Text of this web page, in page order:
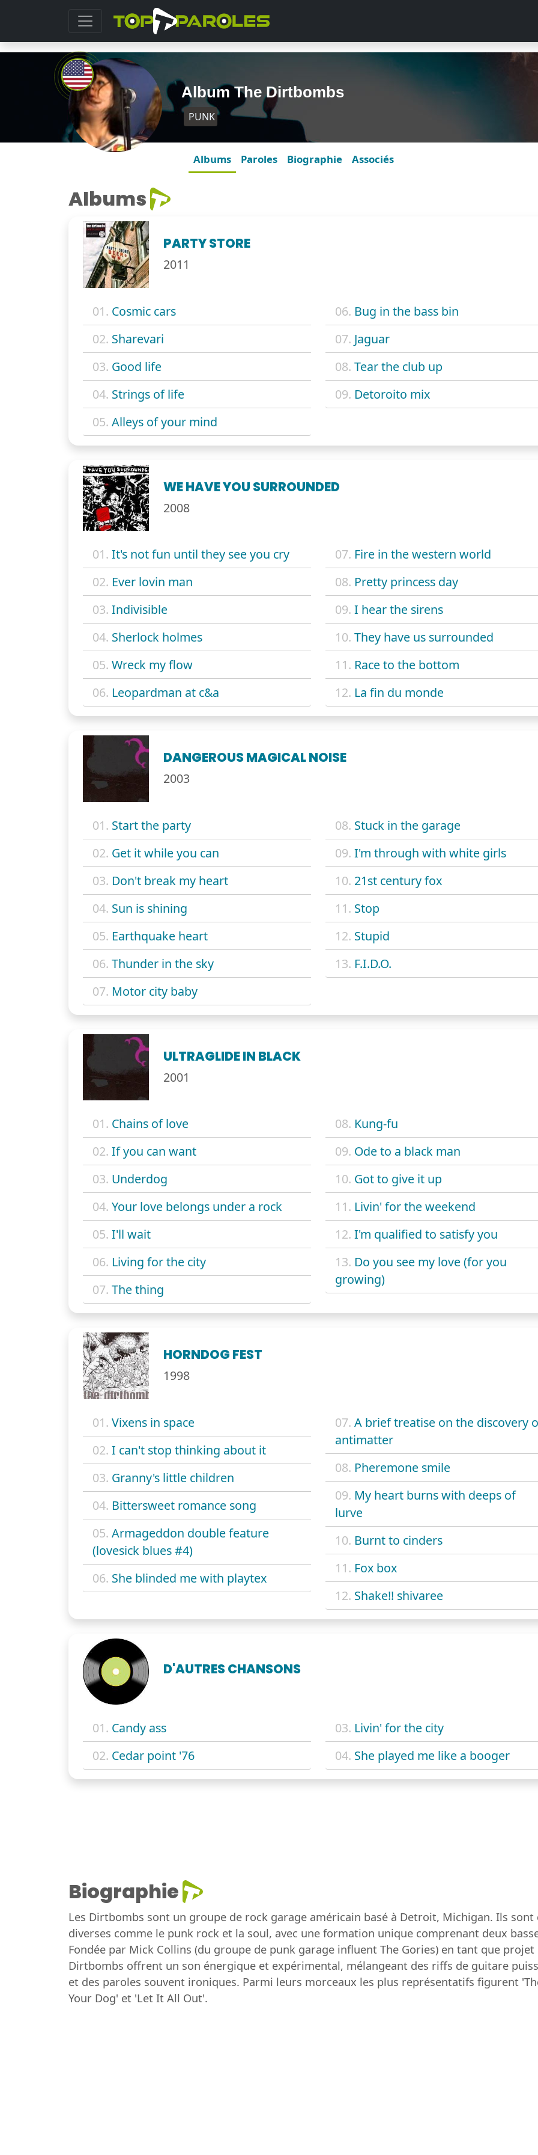
Album The Dirtbombs
PUNK
Albums Paroles Biographie Associés
Albums
PARTY STORE
2011
01. Cosmic cars
02. Sharevari
03. Good life
04. Strings of life
05. Alleys of your mind
06. Bug in the bass bin
07. Jaguar
08. Tear the club up
09. Detoroito mix
WE HAVE YOU SURROUNDED
2008
01. It's not fun until they see you cry
02. Ever lovin man
03. Indivisible
04. Sherlock holmes
05. Wreck my flow
06. Leopardman at c&a
07. Fire in the western world
08. Pretty princess day
09. I hear the sirens
10. They have us surrounded
11. Race to the bottom
12. La fin du monde
DANGEROUS MAGICAL NOISE
2003
01. Start the party
02. Get it while you can
03. Don't break my heart
04. Sun is shining
05. Earthquake heart
06. Thunder in the sky
07. Motor city baby
08. Stuck in the garage
09. I'm through with white girls
10. 21st century fox
11. Stop
12. Stupid
13. F.I.D.O.
ULTRAGLIDE IN BLACK
2001
01. Chains of love
02. If you can want
03. Underdog
04. Your love belongs under a rock
05. I'll wait
06. Living for the city
07. The thing
08. Kung-fu
09. Ode to a black man
10. Got to give it up
11. Livin' for the weekend
12. I'm qualified to satisfy you
13. Do you see my love (for you
growing)
HORNDOG FEST
1998
01. Vixens in space
02. I can't stop thinking about it
03. Granny's little children
04. Bittersweet romance song
05. Armageddon double feature
(lovesick blues #4)
06. She blinded me with playtex
07. A brief treatise on the discovery
antimatter
08. Pheremone smile
09. My heart burns with deeps of
lurve
10. Burnt to cinders
11. Fox box
12. Shake!! shivaree
D'AUTRES CHANSONS
01. Candy ass
02. Cedar point '76
03. Livin' for the city
04. She played me like a booger
Biographie
Les Dirtbombs sont un groupe de rock garage américain basé à Detroit, Michigan. Ils
diverses comme le punk rock et la soul, avec une formation unique comprenant deux
Fondée par Mick Collins (du groupe de punk garage influent The Gories) en tant que
Dirtbombs offrent un son énergique et expérimental, mélangeant des riffs de guitare
et des paroles souvent ironiques. Parmi leurs morceaux les plus représentatifs figurent
Your Dog' et 'Let It All Out'.